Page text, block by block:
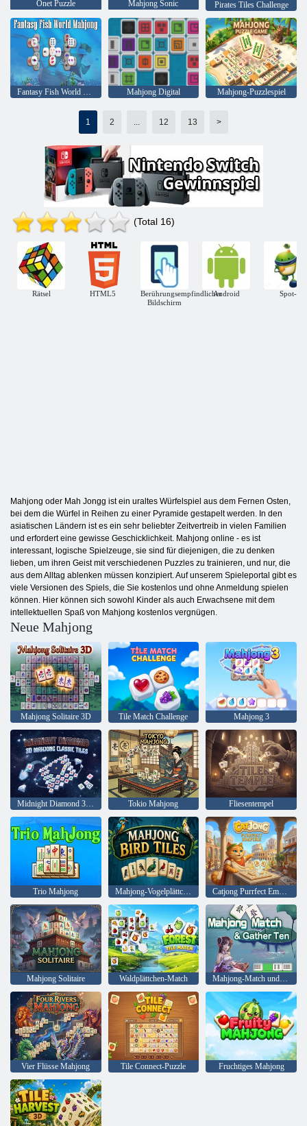
Onet Puzzle Mahjong Sonic Pirates Tiles Challenge
Fantasy Fish World Mahjong Mahjong Digital Mahjong-Puzzlespiel
1 2 ... 12 13 >
(Total 16)
Rätsel HTML5
Berührungsempfindlicher
Bildschirm
Android Spot-
Mahjong oder Mah Jongg ist ein uraltes Würfelspiel aus dem Fernen Osten,
bei dem die Würfel in Reihen zu einer Pyramide gestapelt werden. In den
asiatischen Ländern ist es ein sehr beliebter Zeitvertreib in vielen Familien
und erfordert eine gewisse Geschicklichkeit. Mahjong online - es ist
interessant, logische Spielzeuge, sie sind für diejenigen, die zu denken
lieben, um ihren Geist mit verschiedenen Puzzles zu trainieren, und nur, die
aus dem Alltag ablenken müssen konzipiert. Auf unserem Spieleportal gibt es
viele Versionen des Spiels, die Sie kostenlos und ohne Anmeldung spielen
können. Hier können sich sowohl Kinder als auch Erwachsene mit dem
intellektuellen Spaß von Mahjong kostenlos vergnügen.
Neue Mahjong
Mahjong Solitaire 3D Tile Match Challenge Mahjong 3
Midnight Diamond 3D Mahjong: Klassische Spielsteine Tokio Mahjong Fliesentempel
Trio Mahjong Mahjong-Vogelplättchen
Mahjong Solitaire Waldplättchen-Match Mahjong-Match und zehn sammeln
Vier Flüsse Mahjong Tile Connect-Puzzle Fruchtiges Mahjong